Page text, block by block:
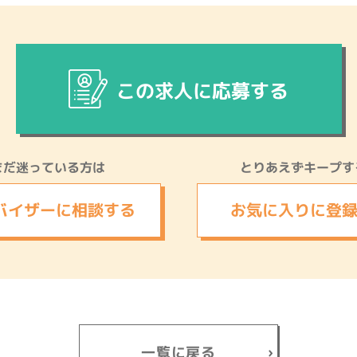
この求人に応募する
迷っている方は
イザーに相談する
とりあえずキープす
お気に入りに登
一覧に戻る